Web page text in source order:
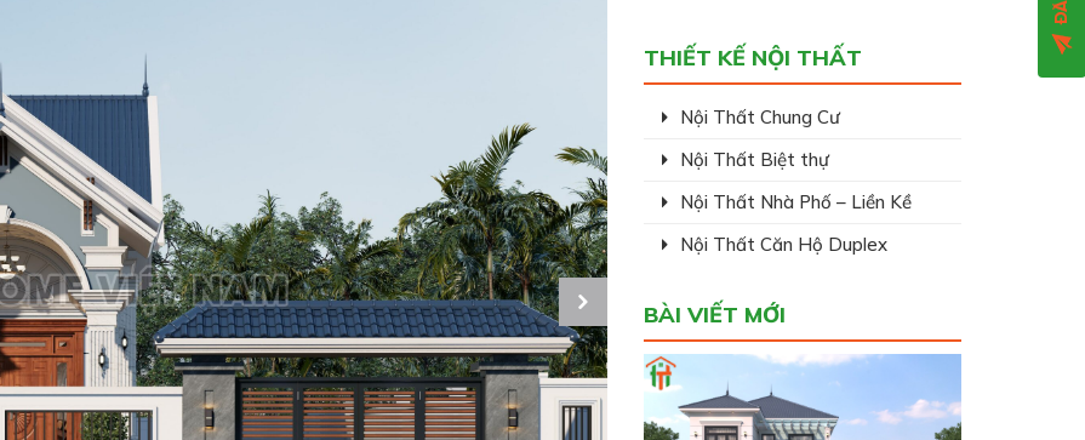
THIẾT KẾ NỘI THẤT
Nội Thất Chung Cư
Nội Thất Biệt thự
Nội Thất Nhà Phố – Liền Kề
Nội Thất Căn Hộ Duplex
BÀI VIẾT MỚI